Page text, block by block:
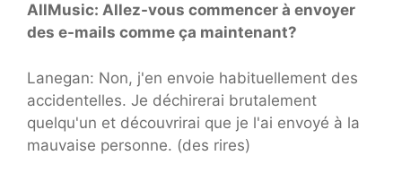
AllMusic: Allez-vous commencer à envoyer
des e-mails comme ça maintenant?
Lanegan: Non, j'en envoie habituellement des
accidentelles. Je déchirerai brutalement
quelqu'un et découvrirai que je l'ai envoyé à la
mauvaise personne. (des rires)